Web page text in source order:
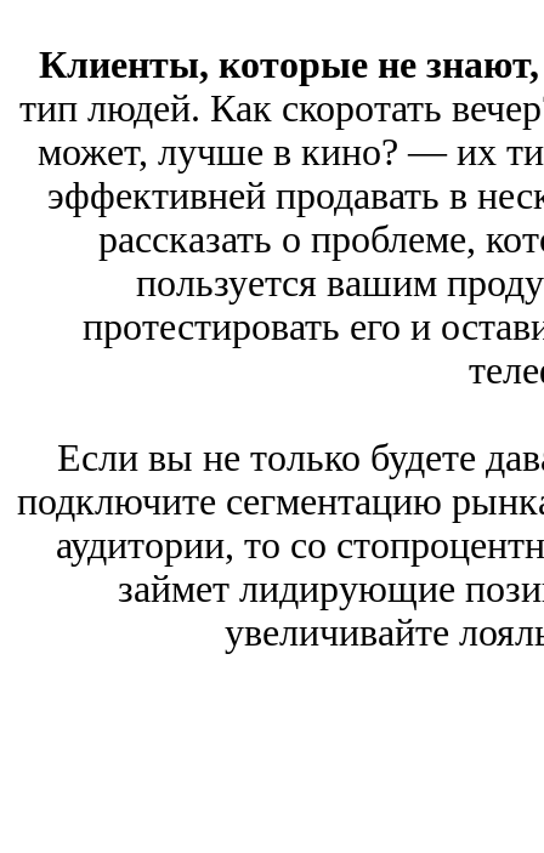
Клиенты, которые не знают,
тип людей. Как скоротать
может, лучше в кино? — их
эффективней продавать в
рассказать о проблеме,
пользуется вашим
протестировать его и
Если вы не только будете
подключите сегментацию
аудитории, то со
займет лидирующие
увеличивайте